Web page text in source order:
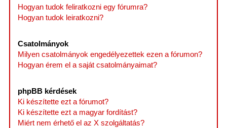
Hogyan tudok feliratkozni egy fórumra?
Hogyan tudok leiratkozni?
Csatolmányok
Milyen csatolmányok engedélyezettek ezen a fórumon?
Hogyan érem el a saját csatolmányaimat?
phpBB kérdések
Ki készítette ezt a fórumot?
Ki készítette ezt a magyar fordítást?
Miért nem érhető el az X szolgáltatás?